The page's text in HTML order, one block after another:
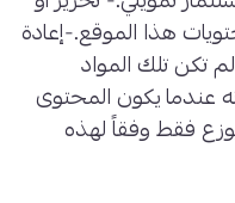
هذا الموقع.-إعادة
تكن تلك المواد
عندما يكون المحتوى
فقط وفقاً لهذه